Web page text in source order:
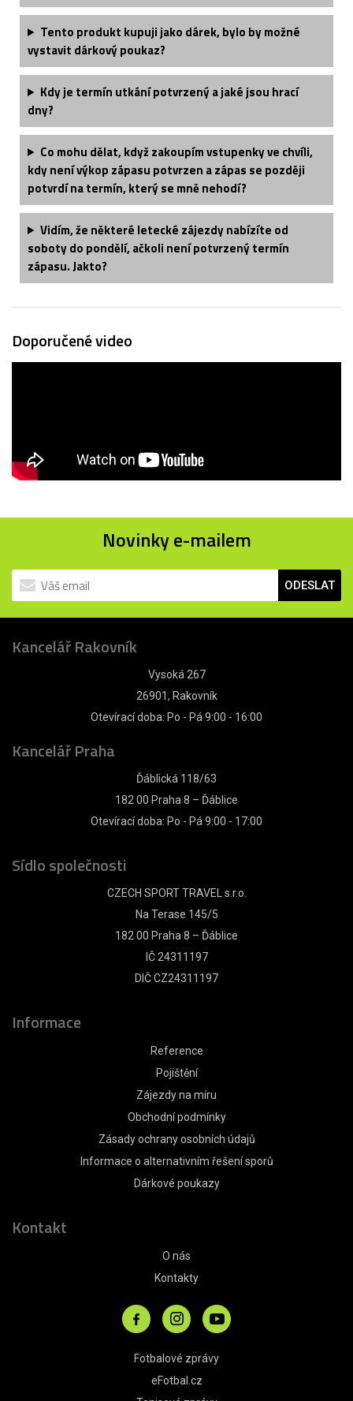
Tento produkt kupuji jako dárek, bylo by možné
vystavit dárkový poukaz?
Kdy je termín utkání potvrzený a jaké jsou hrací
dny?
Co mohu dělat, když zakoupím vstupenky ve chvíli,
kdy není výkop zápasu potvrzen a zápas se později
potvrdí na termín, který se mně nehodí?
Vidím, že některé letecké zájezdy nabízíte od
soboty do pondělí, ačkoli není potvrzený termín
zápasu. Jakto?
Doporučené video
Novinky e-mailem
ODESLAT
Kancelář Rakovník
Vysoká 267
26901, Rakovník
Otevírací doba: Po - Pá 9:00 - 16:00
Kancelář Praha
Ďáblická 118/63
182 00 Praha 8 – Ďáblice
Otevírací doba: Po - Pá 9:00 - 17:00
Sídlo společnosti
CZECH SPORT TRAVEL s.r.o.
Na Terase 145/5
182 00 Praha 8 – Ďáblice
IČ 24311197
DIČ CZ24311197
Informace
Reference
Pojištění
Zájezdy na míru
Obchodní podmínky
Zásady ochrany osobních údajů
Informace o alternativním řešení sporů
Dárkové poukazy
Kontakt
O nás
Kontakty
Fotbalové zprávy
eFotbal.cz